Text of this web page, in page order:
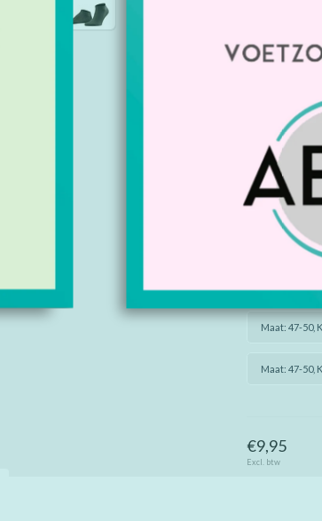
Maat: 43-
Maat: 47-50,
Maat: 47-50,
Maat: 47-
Maat: 47-50,
Maat: 47-50,
€9,95
Excl. btw